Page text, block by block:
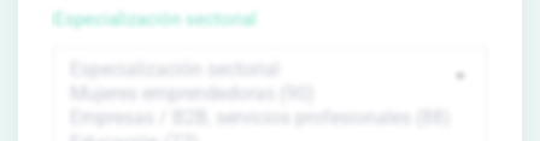
Especialización sectorial